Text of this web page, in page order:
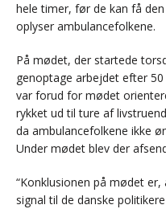
hele timer, før de kan få
oplyser ambulancefolkene.
På mødet, der startede
genoptage arbejdet efter
var forud for mødet
rykket ud til ture af
da ambulancefolkene ikke
Under mødet blev der
“Konklusionen på mødet
signal til de danske